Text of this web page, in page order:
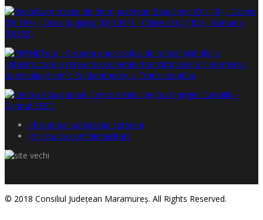
Chestionar satisfacţie cetăţeni
Politica de confidențialitate
© 2018 Consiliul Judeţean Maramureş. All Rights Reserved.